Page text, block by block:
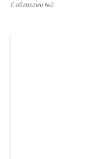
С облаками №2